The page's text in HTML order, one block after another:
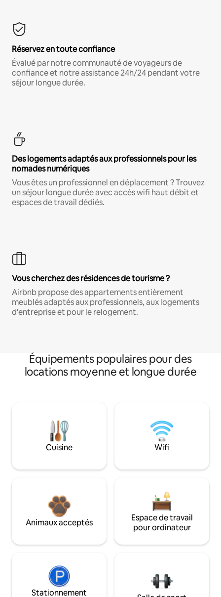
Réservez en toute confiance
Évalué par notre communauté de voyageurs de
confiance et notre assistance 24h/24 pendant votre
séjour longue durée.
Des logements adaptés aux professionnels pour les
nomades numériques
Vous êtes un professionnel en déplacement ? Trouvez
un séjour longue durée avec accès wifi haut débit et
espaces de travail dédiés.
Vous cherchez des résidences de tourisme ?
Airbnb propose des appartements entièrement
meublés adaptés aux professionnels, aux logements
d'entreprise et pour le relogement.
Équipements populaires pour des
locations moyenne et longue durée
Cuisine Wifi
Animaux acceptés
Espace de travail
pour ordinateur
Stationnement